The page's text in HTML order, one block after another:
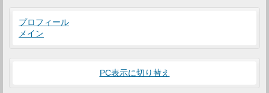
プロフィール
メイン
PC表示に切り替え